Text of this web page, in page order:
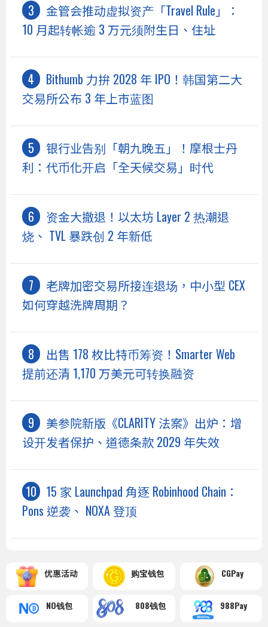
金管会推动虚拟资产「Travel Rule」：
10 月起转帐逾 3 万元须附生日、住址
Bithumb 力拚 2028 年 IPO！韩国第二大
交易所公布 3 年上市蓝图
银行业告别「朝九晚五」！摩根士丹
利：代币化开启「全天候交易」时代
资金大撤退！以太坊 Layer 2 热潮退
烧、 TVL 暴跌创 2 年新低
老牌加密交易所接连退场，中小型 CEX
如何穿越洗牌周期？
出售 178 枚比特币筹资！Smarter Web
提前还清 1,170 万美元可转换融资
美参院新版《CLARITY 法案》出炉：增
设开发者保护、道德条款 2029 年失效
15 家 Launchpad 角逐 Robinhood Chain：
Pons 逆袭、 NOXA 登顶
优惠活动 购宝钱包 CGPay
NO钱包 808钱包 988Pay